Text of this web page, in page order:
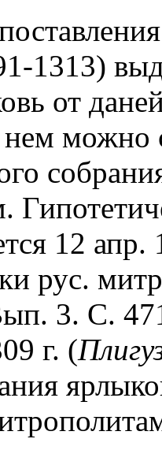
1313)
от
можно
12 апр.
рус.
3. С.
г. (